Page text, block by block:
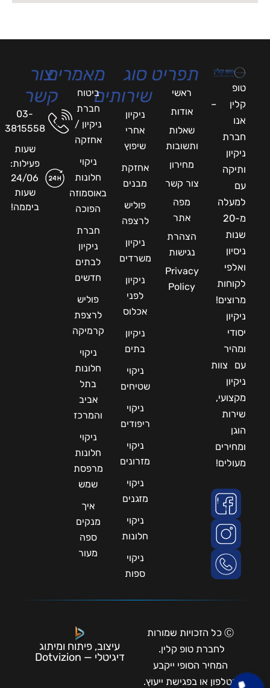
טופ
קלין –
אנו
חברת
ניקיון
ותיקה
עם
למעלה
מ-20
שנות
ניסיון
ואלפי
לקוחות
מרוצים!
ניקיון
יסודי
ומהיר
עם צוות
ניקיון
מקצועי,
שירות
הוגן
ומחירים
מעולים!
תפריט
ראשי
אודות
שאלות
ותשובות
מחירון
צור קשר
מפה
אתר
הצהרת
נגישות
Privacy
Policy
סוג
שירותים
ניקיון
אחרי
שיפוץ
אחזקת
מבנים
פוליש
לרצפה
ניקיון
משרדים
ניקיון
לפני
אכלוס
ניקיון
בתים
ניקוי
שטיחים
ניקוי
ריפודים
ניקוי
מזרונים
ניקוי
מזגנים
ניקוי
חלונות
ניקוי
ספות
מאמרים
ביטוח
חברת
ניקיון /
אחזקה
ניקוי
חלונות
באוסמוזה
הפוכה
חברת
ניקיון
לבתים
חדשים
פוליש
לרצפת
קרמיקה
ניקוי
חלונות
בתל
אביב
והמרכז
ניקוי
חלונות
מרפסת
שמש
איך
מנקים
ספה
מעור
צור
קשר
03-
3815558
שעות
פעילות:
24/06
שעות
ביממה!
Ⓒ כל הזכויות שמורות
לחברת טופ קלין.
המחיר הסופי ייקבע
בטלפון או בפגישת ייעוץ.
עיצוב, פיתוח ומיתוג
דיגיטלי — Dotvizion